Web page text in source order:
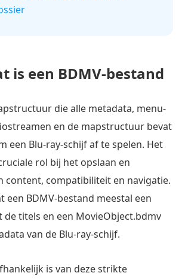
is een BDMV-bestand
die alle metadata, menu-
en de mapstructuur bevat
een Blu-ray-schijf af te spelen. Het
rol bij het opslaan en
content, compatibiliteit en navigatie.
een BDMV-bestand meestal een
de titels en een MovieObject.bdmv
van de Blu-ray-schijf.
is van deze strikte